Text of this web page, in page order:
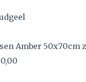
Amber 50x70cm